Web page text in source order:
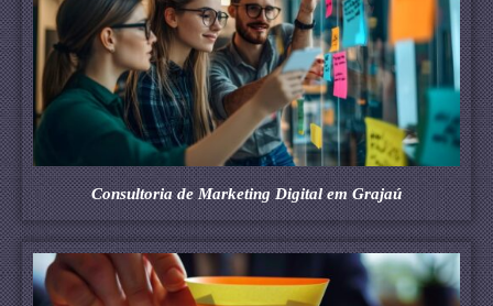
Consultoria de Marketing Digital em Grajaú